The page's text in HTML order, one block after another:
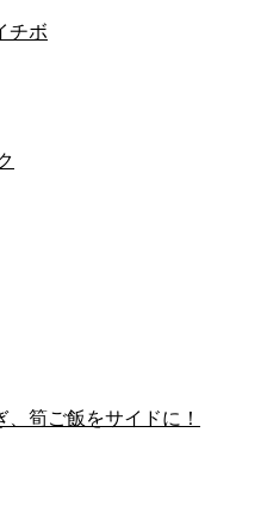
チボ
筍ご飯をサイドに！